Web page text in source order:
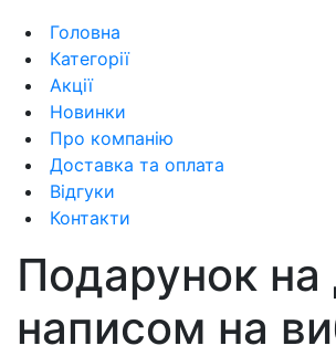
Головна
Категорії
Акції
Новинки
Про компанію
Доставка та оплата
Відгуки
Контакти
Подарунок
написом на